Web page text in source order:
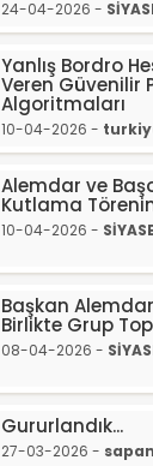
24-04-2026 -
Yanlış Bordro
Veren Güvenilir
Algoritmaları
10-04-2026 -
Alemdar ve
Kutlama
10-04-2026 -
Başkan
Birlikte Grup
08-04-2026 -
Gururlandık...
27-03-2026 -